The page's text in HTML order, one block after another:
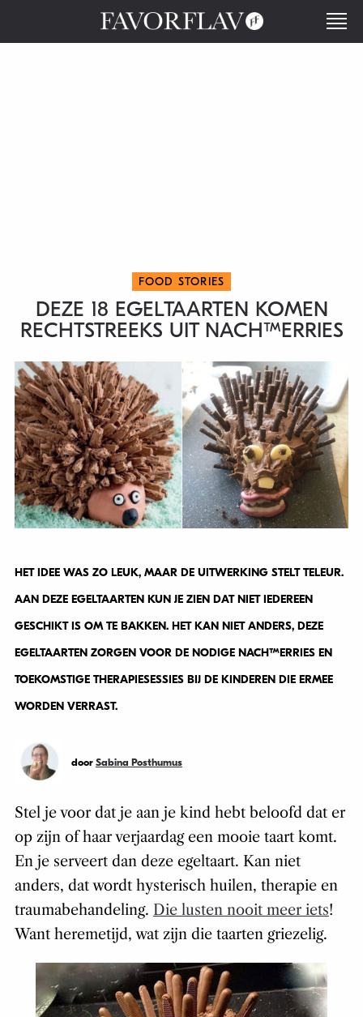
FOOD STORIES
DEZE 18 EGELTAARTEN KOMEN
RECHTSTREEKS UIT NACHTMERRIES
HET IDEE WAS ZO LEUK, MAAR DE UITWERKING STELT TELEUR.
AAN DEZE EGELTAARTEN KUN JE ZIEN DAT NIET IEDEREEN
GESCHIKT IS OM TE BAKKEN. HET KAN NIET ANDERS, DEZE
EGELTAARTEN ZORGEN VOOR DE NODIGE NACHTMERRIES EN
TOEKOMSTIGE THERAPIESESSIES BIJ DE KINDEREN DIE ERMEE
WORDEN VERRAST.
door Sabina Posthumus
Stel je voor dat je aan je kind hebt beloofd dat er
op zijn of haar verjaardag een mooie taart komt.
En je serveert dan deze egeltaart. Kan niet
anders, dat wordt hysterisch huilen, therapie en
traumabehandeling. Die lusten nooit meer iets!
Want heremetijd, wat zijn die taarten griezelig.